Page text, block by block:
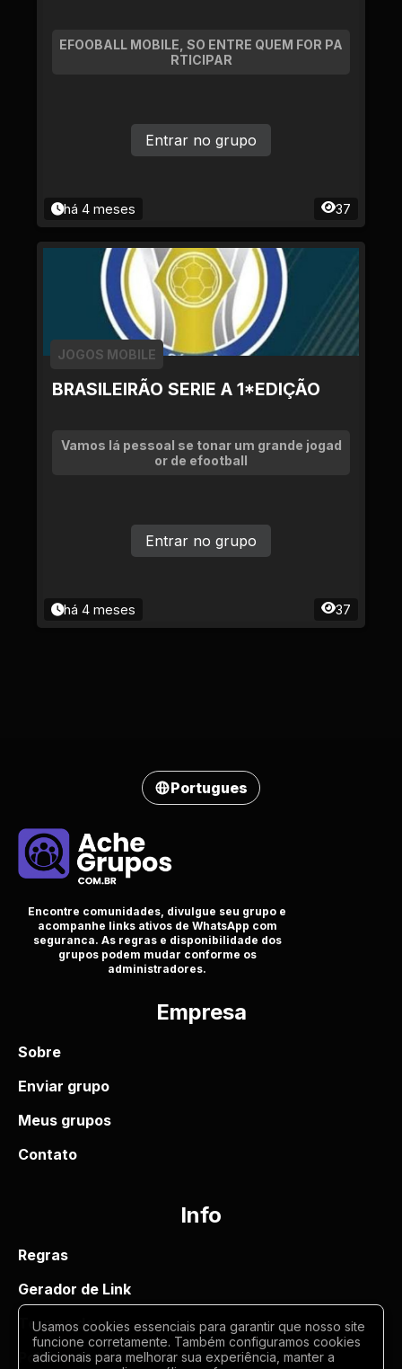
EFOOBALL MOBILE, SO ENTRE QUEM FOR PA
RTICIPAR
há 4 meses 37
Entrar no grupo
BRASILEIRÃO SERIE A 1*EDIÇÃO
JOGOS MOBILE
Vamos lá pessoal se tonar um grande jogad
or de efootball
há 4 meses 37
Entrar no grupo
Portugues
Encontre comunidades, divulgue seu grupo e
acompanhe links ativos de WhatsApp com
seguranca. As regras e disponibilidade dos
grupos podem mudar conforme os
administradores.
Empresa
Sobre
Enviar grupo
Meus grupos
Contato
Info
Regras
Gerador de Link
Termos de uso
Politica de privacidade
Usamos cookies essenciais para garantir que nosso site
funcione corretamente. Também configuramos cookies
adicionais para melhorar sua experiência, manter a